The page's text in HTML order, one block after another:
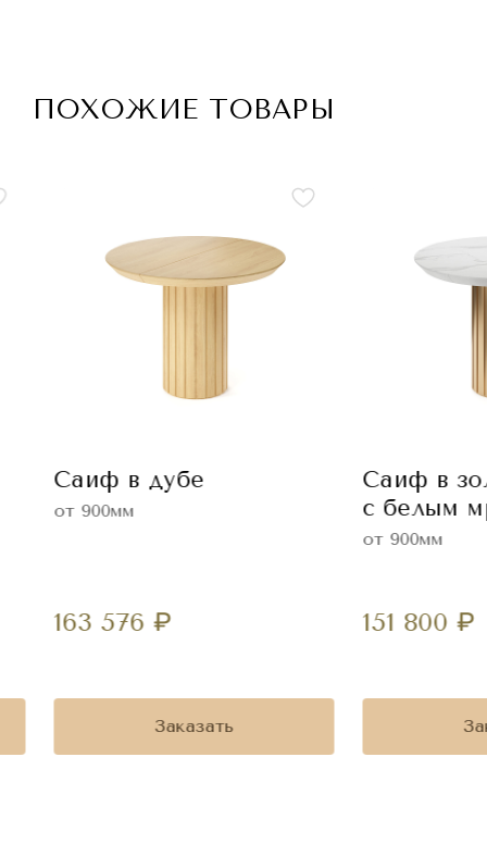
ПОХОЖИЕ ТОВАРЫ
Саиф в дубе
от 900мм
163 576 ₽
Заказать
Саиф в
с белым
от 900мм
151 800 ₽